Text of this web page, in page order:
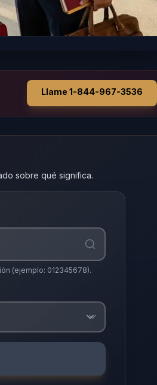
Llame 1-844-967-3536
sobre qué significa.
(ejemplo: 012345678).